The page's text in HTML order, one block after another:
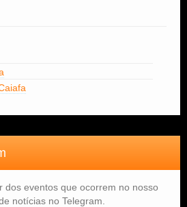
dos eventos que ocorrem no nosso
notícias no Telegram.